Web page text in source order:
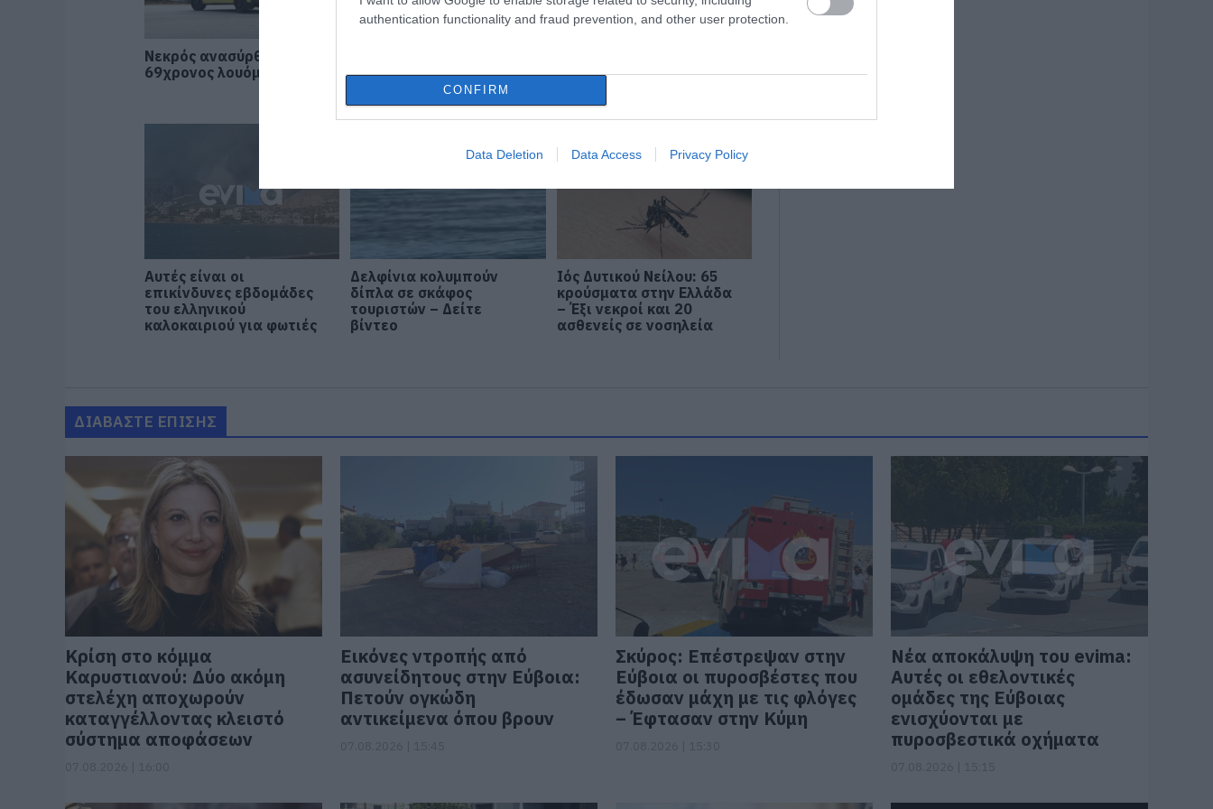
authentication functionality and fraud prevention, and other user protection.
CONFIRM
Data Deletion Data Access Privacy Policy
Νεκρός ανασύρθηκε
69χρονος λουόμενος
είχε φύγει για το
δουλέψουν στις 15
Αυτές είναι οι
επικίνδυνες εβδομάδες
του ελληνικού
καλοκαιριού για φωτιές
Δελφίνια κολυμπούν
δίπλα σε σκάφος
τουριστών – Δείτε
βίντεο
Ιός Δυτικού Νείλου: 65
κρούσματα στην Ελλάδα
– Έξι νεκροί και 20
ασθενείς σε νοσηλεία
ΔΙΑΒΑΣΤΕ ΕΠΙΣΗΣ
Κρίση στο κόμμα
Καρυστιανού: Δύο ακόμη
στελέχη αποχωρούν
καταγγέλλοντας κλειστό
σύστημα αποφάσεων
Εικόνες ντροπής από
ασυνείδητους στην Εύβοια:
Πετούν ογκώδη
αντικείμενα όπου βρουν
Σκύρος: Επέστρεψαν στην
Εύβοια οι πυροσβέστες που
έδωσαν μάχη με τις φλόγες
– Έφτασαν στην Κύμη
Νέα αποκάλυψη του evima:
Αυτές οι εθελοντικές
ομάδες της Εύβοιας
ενισχύονται με
πυροσβεστικά οχήματα